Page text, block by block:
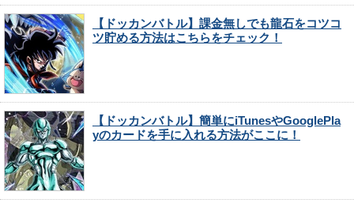
【ドッカンバトル】課金無しでも龍石をコツコ
ツ貯める方法はこちらをチェック！
【ドッカンバトル】簡単にiTunesやGooglePla
yのカードを手に入れる方法がここに！